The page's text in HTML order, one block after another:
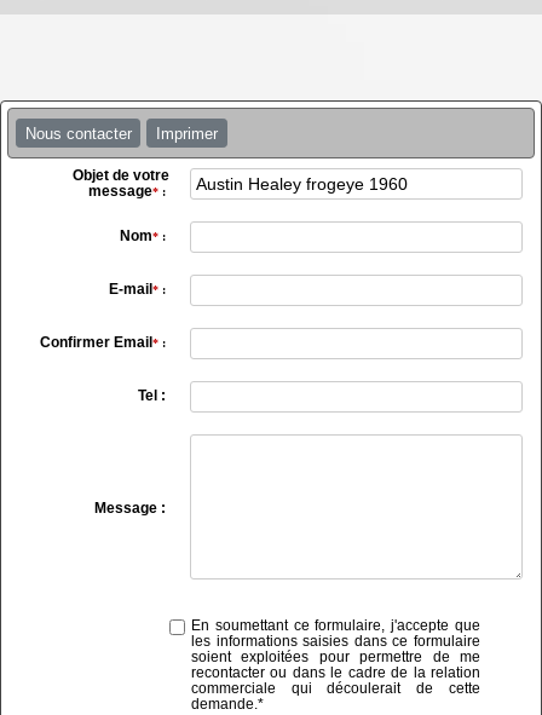
Nous contacter Imprimer
Objet de votre
message*:
Nom*:
E-mail *:
Confirmer Email *:
Tel :
Message :
En soumettant ce formulaire, j'accepte que
les informations saisies dans ce formulaire
soient exploitées pour permettre de me
recontacter ou dans le cadre de la relation
commerciale qui découlerait de cette
demande.*